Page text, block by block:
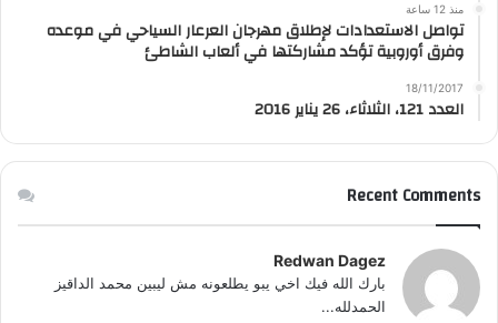
منذ 12 ساعة
تواصل الاستعدادات لإطلاق مهرجان العرعار السياحي في موعده
وفرق أوروبية تؤكد مشاركتها في ألعاب الشاطئ
18/11/2017
العدد 121، الثلاثاء، 26 يناير 2016
Recent Comments
Redwan Dagez
بارك الله فيك اخي يبو يطلعونه مش ليبين محمد الداقيز
الحمدلله...